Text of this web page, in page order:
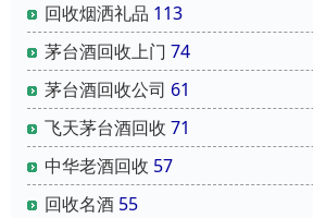
回收烟洒礼品 113
茅台酒回收上门 74
茅台酒回收公司 61
飞天茅台酒回收 71
中华老酒回收 57
回收名酒 55